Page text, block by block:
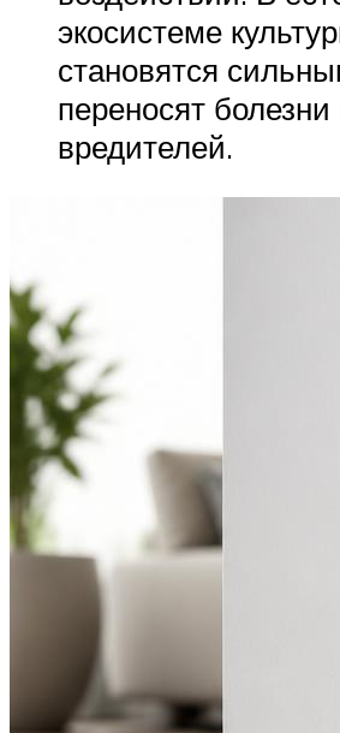
экосистеме
становятся
переносят болезни
вредителей.